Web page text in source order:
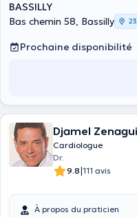
BASSILLY
Bas chemin 58, Bassilly
Prochaine disponibilité
Djamel Zenagui
Cardiologue
Dr.
9.8|111 avis
À propos du praticien